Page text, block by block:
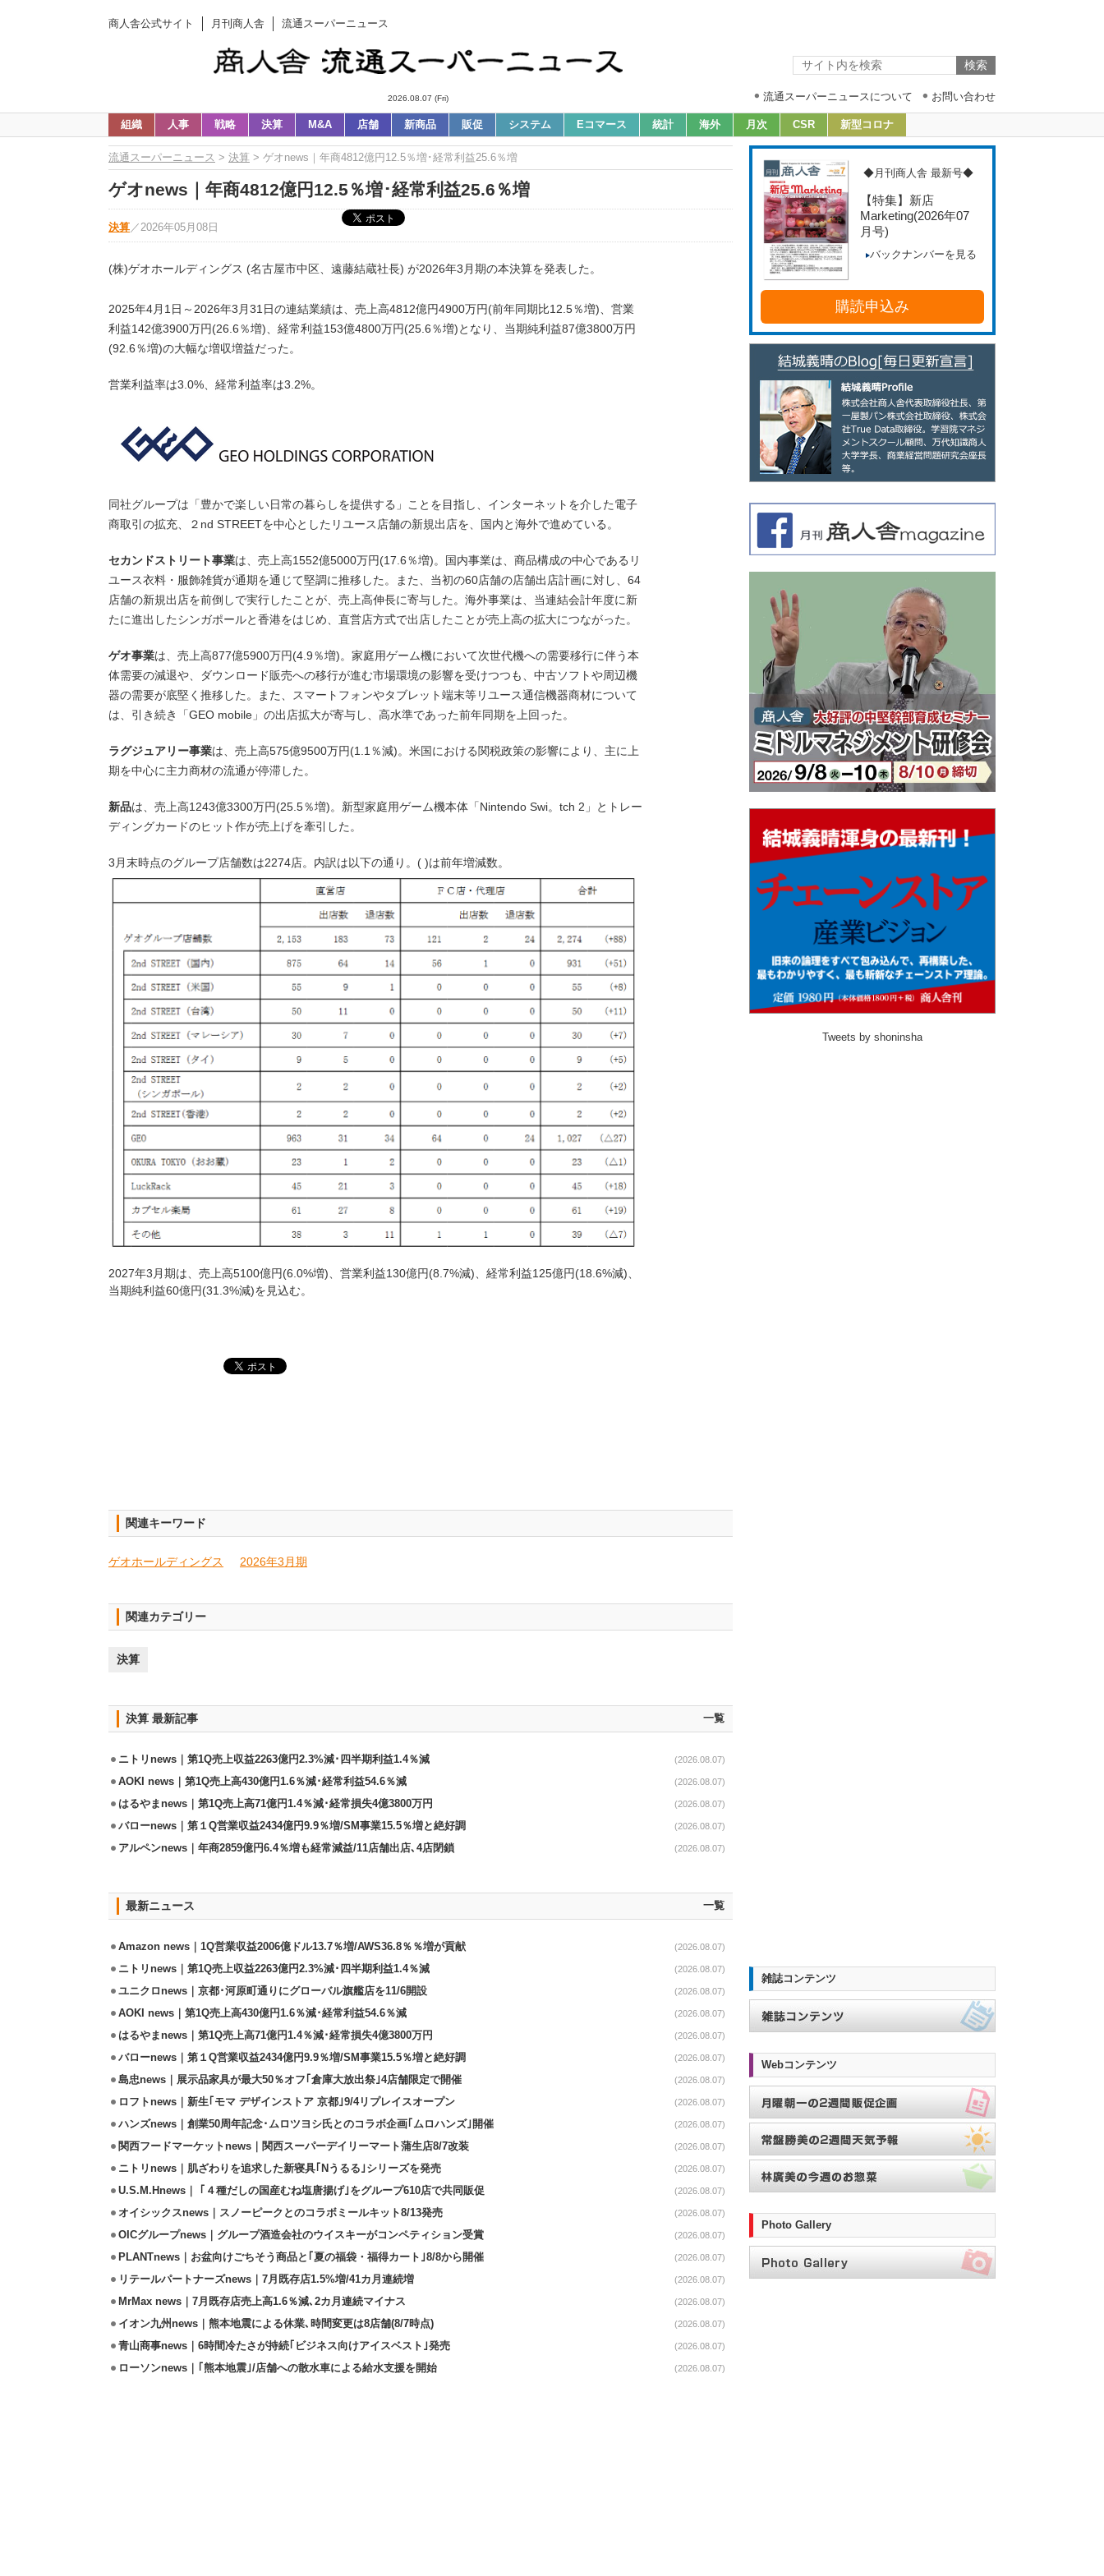
商人舎公式サイト 月刊商人舎 流通スーパーニュース
2026.08.07 (Fri) 流通スーパーニュースについて お問い合わせ
組織 人事 戦略 決算 M&A 店舗 新商品 販促 システム Eコマース 統計 海外 月次 CSR 新型コロナ
流通スーパーニュース > 決算 > ゲオnews｜年商4812億円12.5％増･経常利益25.6％増
ゲオnews｜年商4812億円12.5％増･経常利益25.6％増
決算 ／ 2026年05月08日
(株)ゲオホールディングス (名古屋市中区、遠藤結蔵社長) が2026年3月期の本決算を発表した。
2025年4月1日～2026年3月31日の連結業績は、売上高4812億円4900万円(前年同期比12.5％増)、営業
利益142億3900万円(26.6％増)、経常利益153億4800万円(25.6％増)となり、当期純利益87億3800万円
(92.6％増)の大幅な増収増益だった。
営業利益率は3.0%、経常利益率は3.2%。
同社グループは「豊かで楽しい日常の暮らしを提供する」ことを目指し、インターネットを介した電子
商取引の拡充、２nd STREETを中心としたリユース店舗の新規出店を、国内と海外で進めている。
セカンドストリート事業は、売上高1552億5000万円(17.6％増)。国内事業は、商品構成の中心であるリ
ユース衣料・服飾雑貨が通期を通じて堅調に推移した。また、当初の60店舗の店舗出店計画に対し、64
店舗の新規出店を前倒しで実行したことが、売上高伸長に寄与した。海外事業は、当連結会計年度に新
たに進出したシンガポールと香港をはじめ、直営店方式で出店したことが売上高の拡大につながった。
ゲオ事業は、売上高877億5900万円(4.9％増)。家庭用ゲーム機において次世代機への需要移行に伴う本
体需要の減退や、ダウンロード販売への移行が進む市場環境の影響を受けつつも、中古ソフトや周辺機
器の需要が底堅く推移した。また、スマートフォンやタブレット端末等リユース通信機器商材について
は、引き続き「GEO mobile」の出店拡大が寄与し、高水準であった前年同期を上回った。
ラグジュアリー事業は、売上高575億9500万円(1.1％減)。米国における関税政策の影響により、主に上
期を中心に主力商材の流通が停滞した。
新品は、売上高1243億3300万円(25.5％増)。新型家庭用ゲーム機本体「Nintendo Swi。tch 2」とトレー
ディングカードのヒット作が売上げを牽引した。
3月末時点のグループ店舗数は2274店。内訳は以下の通り。( )は前年増減数。
2027年3月期は、売上高5100億円(6.0%増)、営業利益130億円(8.7%減)、経常利益125億円(18.6%減)、
当期純利益60億円(31.3%減)を見込む。
関連キーワード
ゲオホールディングス 2026年3月期
関連カテゴリー
決算
決算 最新記事 一覧
ニトリnews｜第1Q売上収益2263億円2.3%減･四半期利益1.4％減 (2026.08.07)
AOKI news｜第1Q売上高430億円1.6％減･経常利益54.6％減 (2026.08.07)
はるやまnews｜第1Q売上高71億円1.4％減･経常損失4億3800万円 (2026.08.07)
バローnews｜第１Q営業収益2434億円9.9％増/SM事業15.5％増と絶好調 (2026.08.07)
アルペンnews｜年商2859億円6.4％増も経常減益/11店舗出店､4店閉鎖 (2026.08.07)
最新ニュース 一覧
Amazon news｜1Q営業収益2006億ドル13.7％増/AWS36.8％％増が貢献 (2026.08.07)
ニトリnews｜第1Q売上収益2263億円2.3%減･四半期利益1.4％減 (2026.08.07)
ユニクロnews｜京都･河原町通りにグローバル旗艦店を11/6開設 (2026.08.07)
AOKI news｜第1Q売上高430億円1.6％減･経常利益54.6％減 (2026.08.07)
はるやまnews｜第1Q売上高71億円1.4％減･経常損失4億3800万円 (2026.08.07)
バローnews｜第１Q営業収益2434億円9.9％増/SM事業15.5％増と絶好調 (2026.08.07)
島忠news｜展示品家具が最大50％オフ｢倉庫大放出祭｣4店舗限定で開催 (2026.08.07)
ロフトnews｜新生｢モマ デザインストア 京都｣9/4リプレイスオープン (2026.08.07)
ハンズnews｜創業50周年記念･ムロツヨシ氏とのコラボ企画｢ムロハンズ｣開催 (2026.08.07)
関西フードマーケットnews｜関西スーパーデイリーマート蒲生店8/7改装 (2026.08.07)
ニトリnews｜肌ざわりを追求した新寝具｢Nうるる｣シリーズを発売 (2026.08.07)
U.S.M.Hnews｜ ｢４種だしの国産むね塩唐揚げ｣をグループ610店で共同販促 (2026.08.07)
オイシックスnews｜スノーピークとのコラボミールキット8/13発売 (2026.08.07)
OICグループnews｜グループ酒造会社のウイスキーがコンペティション受賞 (2026.08.07)
PLANTnews｜お盆向けごちそう商品と｢夏の福袋・福得カート｣8/8から開催 (2026.08.07)
リテールパートナーズnews｜7月既存店1.5%増/41カ月連続増 (2026.08.07)
MrMax news｜7月既存店売上高1.6％減､2カ月連続マイナス (2026.08.07)
イオン九州news｜熊本地震による休業､時間変更は8店舗(8/7時点) (2026.08.07)
青山商事news｜6時間冷たさが持続｢ビジネス向けアイスベスト｣発売 (2026.08.07)
ローソンnews｜｢熊本地震｣/店舗への散水車による給水支援を開始 (2026.08.07)
◆月刊商人舎 最新号◆
【特集】新店
Marketing(2026年07
月号)
バックナンバーを見る
購読申込み
Tweets by shoninsha
雑誌コンテンツ
Webコンテンツ
Photo Gallery